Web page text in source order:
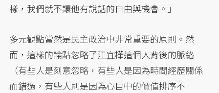
樣，我們就不讓他有說話的自由與機會。」
多元觀點當然是民主政治中非常重要的原則。然
而，這樣的論點忽略了江宜樺這個人背後的脈絡
（有些人是刻意忽略，有些人是因為時間經歷關係
而錯過，有些人則是因為心目中的價值排序不